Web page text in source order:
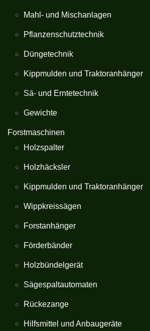
Mahl- und Mischanlagen
Pflanzenschutztechnik
Düngetechnik
Kippmulden und Traktoranhänger
Sä- und Erntetechnik
Gewichte
Forstmaschinen
Holzspalter
Holzhäcksler
Kippmulden und Traktoranhänger
Wippkreissägen
Forstanhänger
Förderbänder
Holzbündelgerät
Sägespaltautomaten
Rückezange
Hilfsmittel und Anbaugeräte